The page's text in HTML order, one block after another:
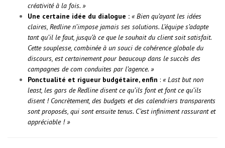
créativité à la fois. »
Une certaine idée du dialogue : « Bien qu’ayant les idées
claires, Redline n’impose jamais ses solutions. L’équipe s’adapte
tant qu’il le faut, jusqu’à ce que le souhait du client soit satisfait.
Cette souplesse, combinée à un souci de cohérence globale du
discours, est certainement pour beaucoup dans le succès des
campagnes de com conduites par l’agence. »
Ponctualité et rigueur budgétaire, enfin : « Last but non
least, les gars de Redline disent ce qu’ils font et font ce qu’ils
disent ! Concrètement, des budgets et des calendriers transparents
sont proposés, qui sont ensuite tenus. C’est infiniment rassurant et
appréciable ! »